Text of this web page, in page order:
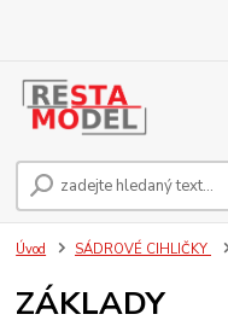
Úvod SÁDROVÉ CIHLIČKY
ZÁKLADY